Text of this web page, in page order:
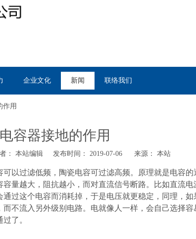
企业文化 新闻 联络我们
作用
电容器接地的作用
： 本站编辑 发布时间： 2019-07-06 来源： 本站
以过滤低频，陶瓷电容可过滤高频。原理就是电容
量越大，阻抗越小，而对直流信号断路。比如直流电
过这个电容而消耗掉，于是电压就更稳定，同理，如
不流入另外级别电路。电就像人一样，会自己选择
了。